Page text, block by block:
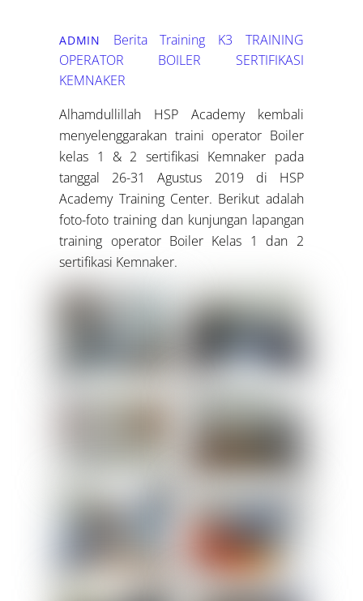
ADMIN Berita Training K3
TRAINING
OPERATOR BOILER SERTIFIKASI
KEMNAKER
Alhamdullillah HSP Academy kembali
menyelenggarakan traini operator Boiler
kelas 1 & 2 sertifikasi Kemnaker pada
tanggal 26-31 Agustus 2019 di HSP
Academy Training Center. Berikut adalah
foto-foto training dan kunjungan lapangan
training operator Boiler Kelas 1 dan 2
sertifikasi Kemnaker.